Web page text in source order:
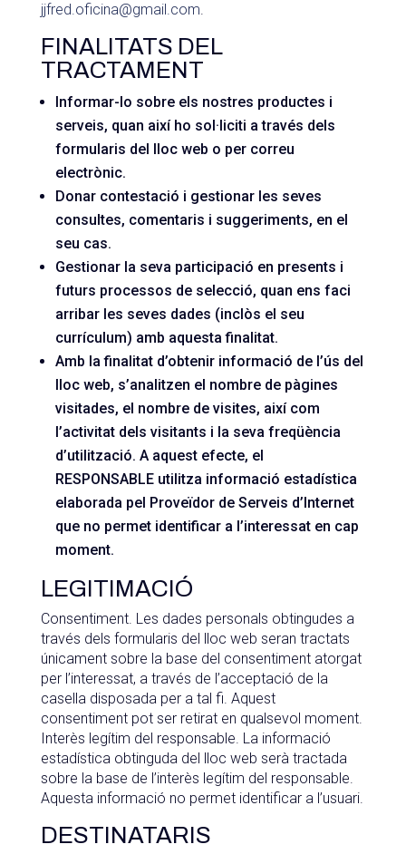
jjfred.oficina@gmail.com.
FINALITATS DEL
TRACTAMENT
Informar-lo sobre els nostres productes i
serveis, quan així ho sol·liciti a través dels
formularis del lloc web o per correu
electrònic.
Donar contestació i gestionar les seves
consultes, comentaris i suggeriments, en el
seu cas.
Gestionar la seva participació en presents i
futurs processos de selecció, quan ens faci
arribar les seves dades (inclòs el seu
currículum) amb aquesta finalitat.
Amb la finalitat d’obtenir informació de l’ús del
lloc web, s’analitzen el nombre de pàgines
visitades, el nombre de visites, així com
l’activitat dels visitants i la seva freqüència
d’utilització. A aquest efecte, el
RESPONSABLE utilitza informació estadística
elaborada pel Proveïdor de Serveis d’Internet
que no permet identificar a l’interessat en cap
moment.
LEGITIMACIÓ
Consentiment. Les dades personals obtingudes a
través dels formularis del lloc web seran tractats
únicament sobre la base del consentiment atorgat
per l’interessat, a través de l’acceptació de la
casella disposada per a tal fi. Aquest
consentiment pot ser retirat en qualsevol moment.
Interès legítim del responsable. La informació
estadística obtinguda del lloc web serà tractada
sobre la base de l’interès legítim del responsable.
Aquesta informació no permet identificar a l’usuari.
DESTINATARIS